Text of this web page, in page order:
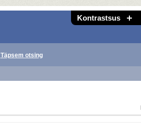
Kontrastsus
Täpsem otsing